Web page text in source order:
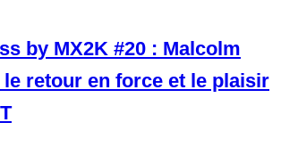
by MX2K #20 : Malcolm
retour en force et le plaisir